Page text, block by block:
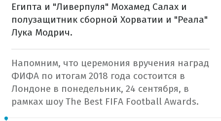
Египта и "Ливерпуля" Мохамед Салах и
полузащитник сборной Хорватии и "Реала"
Лука Модрич.
Напомним, что церемония вручения наград
ФИФА по итогам 2018 года состоится в
Лондоне в понедельник, 24 сентября, в
рамках шоу The Best FIFA Football Awards.